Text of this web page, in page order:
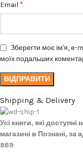
Email *
Зберегти моє ім'я, e-
моїх подальших
Shipping & Delivery
Усі книги, які
магазині в Познані, за
869